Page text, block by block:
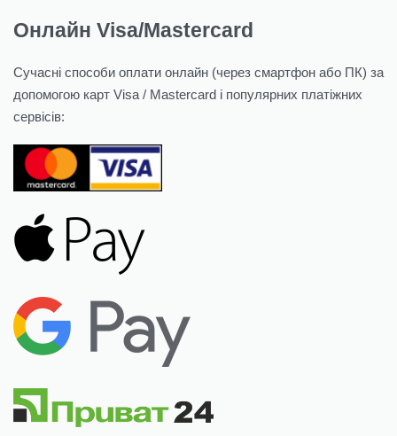
Онлайн Visa/Mastercard
Сучасні способи оплати онлайн (через смартфон або ПК) за
допомогою карт Visa / Mastercard і популярних платіжних
сервісів: